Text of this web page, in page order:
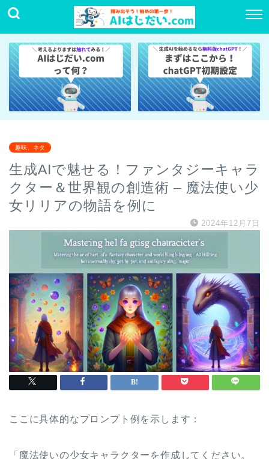
趣味、ネタ
生成AIで魅せる！ファンタジーキャラ
クター＆世界観の創造術 – 魔法使い少
女リリアの物語を例に
2024年12月7日
ここに具体的なプロンプト例を示します：
「魔法使いの少女キャラクターを作成してください。